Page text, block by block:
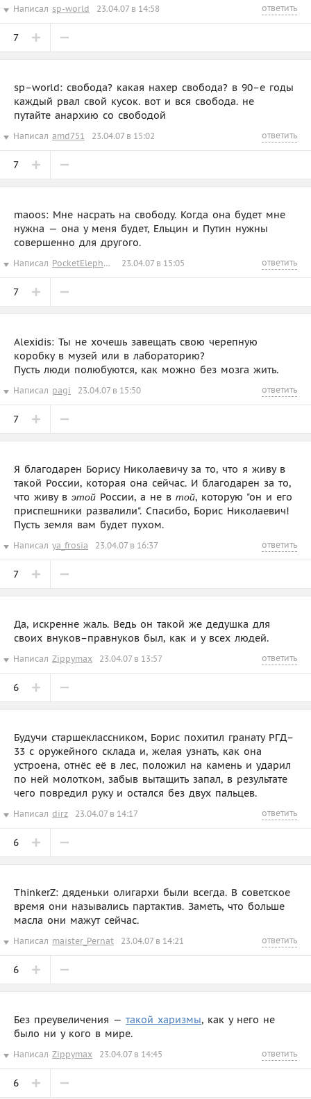
Написал sp-world 23.04.07 в 14:58 ответить
7
sp–world: свобода? какая нахер свобода? в 90–е годы
каждый рвал свой кусок. вот и вся свобода. не
путайте анархию со свободой
Написал amd751 23.04.07 в 15:02 ответить
7
maoos: Мне насрать на свободу. Когда она будет мне
нужна — она у меня будет, Ельцин и Путин нужны
совершенно для другого.
Написал PocketElephant 23.04.07 в 15:05 ответить
7
Alexidis: Ты не хочешь завещать свою черепную
коробку в музей или в лабораторию?
Пусть люди полюбуются, как можно без мозга жить.
Написал pagi 23.04.07 в 15:50 ответить
7
Я благодарен Борису Николаевичу за то, что я живу в
такой России, которая она сейчас. И благодарен за то,
что живу в этой России, а не в той, которую "он и его
приспешники развалили". Спасибо, Борис Николаевич!
Пусть земля вам будет пухом.
Написал ya_frosia 23.04.07 в 16:37 ответить
7
Да, искренне жаль. Ведь он такой же дедушка для
своих внуков–правнуков был, как и у всех людей.
Написал Zippymax 23.04.07 в 13:57 ответить
6
Будучи старшеклассником, Борис похитил гранату РГД–
33 с оружейного склада и, желая узнать, как она
устроена, отнёс её в лес, положил на камень и ударил
по ней молотком, забыв вытащить запал, в результате
чего повредил руку и остался без двух пальцев.
Написал dirz 23.04.07 в 14:17 ответить
6
ThinkerZ: дяденьки олигархи были всегда. В советское
время они назывались партактив. Заметь, что больше
масла они мажут сейчас.
Написал maister_Pernat 23.04.07 в 14:21 ответить
6
Без преувеличения — такой харизмы, как у него не
было ни у кого в мире.
Написал Zippymax 23.04.07 в 14:45 ответить
6